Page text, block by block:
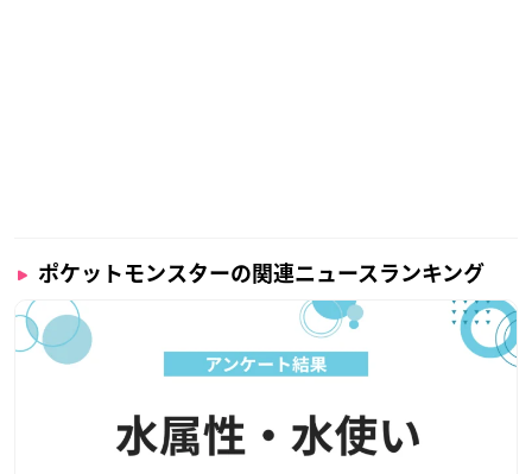
ポケットモンスターの関連ニュースランキング